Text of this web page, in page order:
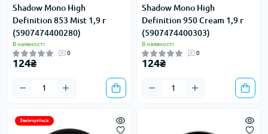
Shadow Mono High
Definition 853 Mist 1,9 г
(5907474400280)
В наявності
0
124₴
Shadow Mono High
Definition 950 Cream 1,9 г
(5907474400303)
В наявності
0
124₴
Закінчується